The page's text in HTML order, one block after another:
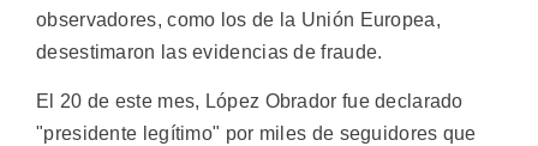
observadores, como los de la Unión Europea,
desestimaron las evidencias de fraude.
El 20 de este mes, López Obrador fue declarado
"presidente legítimo" por miles de seguidores que